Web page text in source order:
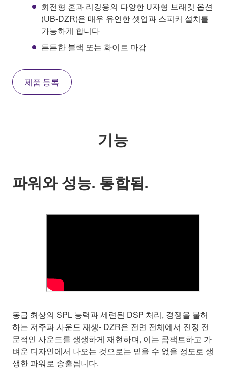
회전형 혼과 리깅용의 다양한 U자형 브래킷 옵션
(UB-DZR)은 매우 유연한 셋업과 스피커 설치를
가능하게 합니다
튼튼한 블랙 또는 화이트 마감
제품 등록
기능
파워와 성능. 통합됨.
동급 최상의 SPL 능력과 세련된 DSP 처리, 경쟁을 불허
하는 저주파 사운드 재생- DZR은 전면 전체에서 진정 전
문적인 사운드를 생생하게 재현하며, 이는 콤팩트하고 가
벼운 디자인에서 나오는 것으로는 믿을 수 없을 정도로 생
생한 파워로 송출됩니다.